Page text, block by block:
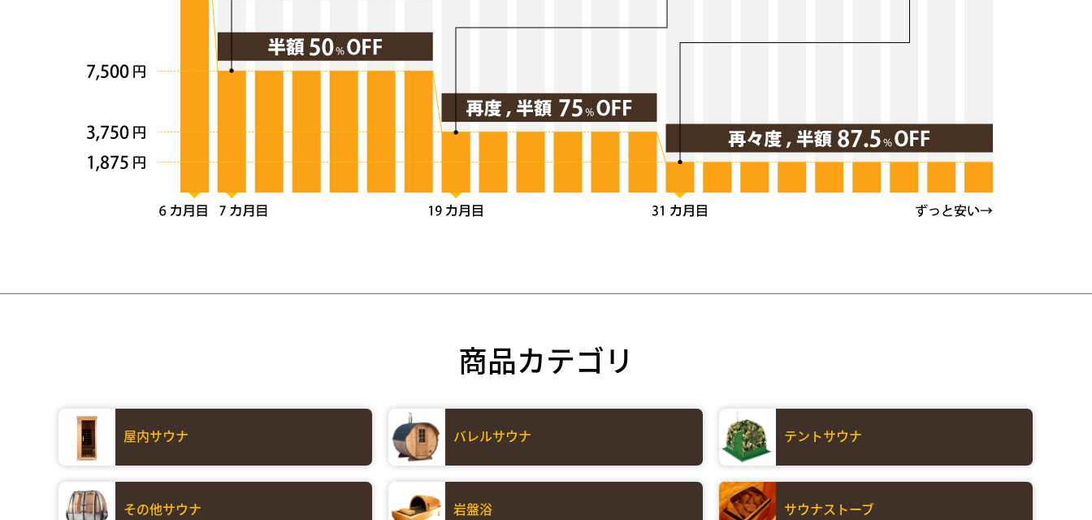
商品カテゴリ
屋内サウナ バレルサウナ テントサウナ
その他サウナ 岩盤浴 サウナストーブ